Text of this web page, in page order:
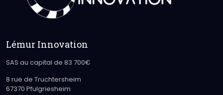
Lémur Innovation
SAS au capital de 83 700€
8 rue de Truchtersheim
67370 Pfulgriesheim